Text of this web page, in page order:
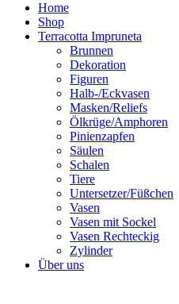
Home
Shop
Terracotta Impruneta
Brunnen
Dekoration
Figuren
Halb-/Eckvasen
Masken/Reliefs
Ölkrüge/Amphoren
Pinienzapfen
Säulen
Schalen
Tiere
Untersetzer/Füßchen
Vasen
Vasen mit Sockel
Vasen Rechteckig
Zylinder
Über uns